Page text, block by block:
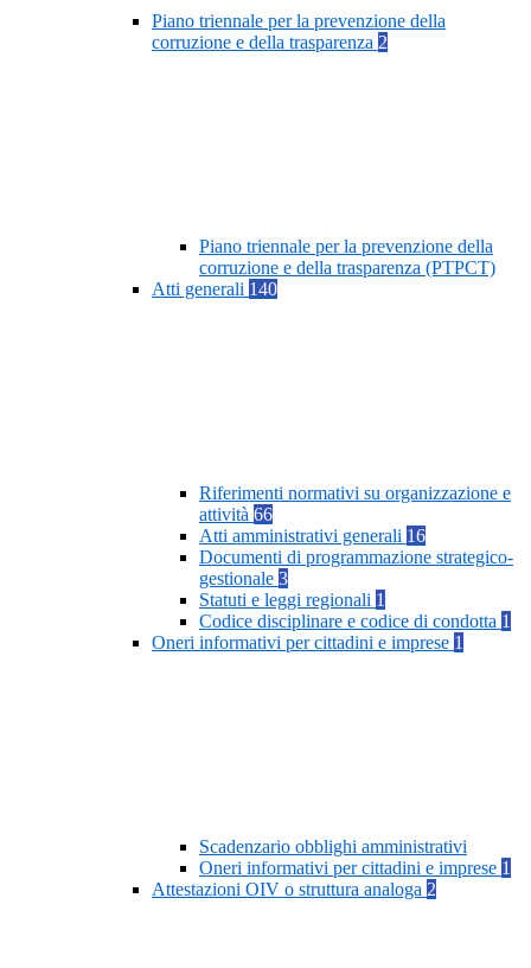
Piano triennale per la prevenzione della
corruzione e della trasparenza 2
Piano triennale per la prevenzione della
corruzione e della trasparenza (PTPCT)
Atti generali 140
Riferimenti normativi su organizzazione e
attività 66
Atti amministrativi generali 16
Documenti di programmazione strategico-
gestionale 3
Statuti e leggi regionali 1
Codice disciplinare e codice di condotta 1
Oneri informativi per cittadini e imprese 1
Scadenzario obblighi amministrativi
Oneri informativi per cittadini e imprese 1
Attestazioni OIV o struttura analoga 2